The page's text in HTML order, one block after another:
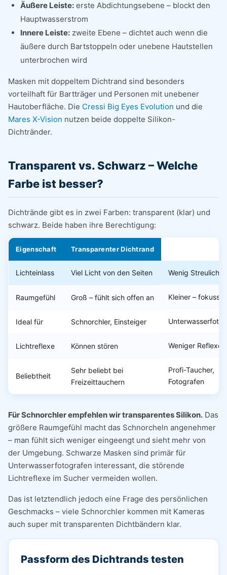
Äußere Leiste: erste Abdichtungsebene – blockt den
Hauptwasserstrom
Innere Leiste: zweite Ebene – dichtet auch wenn die
äußere durch Bartstoppeln oder unebene Hautstellen
unterbrochen wird
Masken mit doppeltem Dichtrand sind besonders
vorteilhaft für Bartträger und Personen mit unebener
Hautoberfläche. Die Cressi Big Eyes Evolution und die
Mares X-Vision nutzen beide doppelte Silikon-
Dichtränder.
Transparent vs. Schwarz – Welche
Farbe ist besser?
Dichtrände gibt es in zwei Farben: transparent (klar) und
schwarz. Beide haben ihre Berechtigung:
Eigenschaft Transparenter Dichtrand
Lichteinlass Viel Licht von den Seiten Wenig Streulicht
Raumgefühl Groß – fühlt sich offen an Kleiner –
Ideal für Schnorchler, Einsteiger
Lichtreflexe Können stören Weniger Reflexe
Beliebtheit
Sehr beliebt bei
Freizeittauchern
Profi-Taucher,
Fotografen
Für Schnorchler empfehlen wir transparentes Silikon. Das
größere Raumgefühl macht das Schnorcheln angenehmer
– man fühlt sich weniger eingeengt und sieht mehr von
der Umgebung. Schwarze Masken sind primär für
Unterwasserfotografen interessant, die störende
Lichtreflexe im Sucher vermeiden wollen.
Das ist letztendlich jedoch eine Frage des persönlichen
Geschmacks – viele Schnorchler kommen mit Kameras
auch super mit transparenten Dichtbändern klar.
Passform des Dichtrands testen